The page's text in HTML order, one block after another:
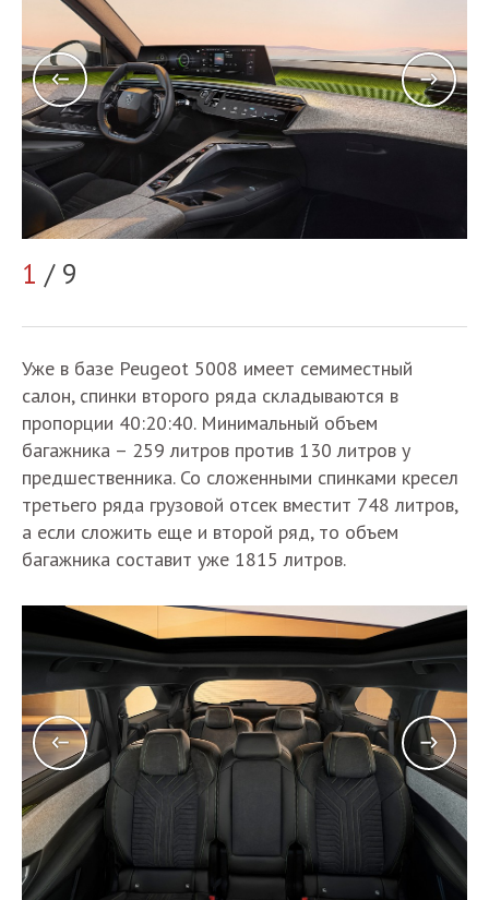
1 / 9
Уже в базе Peugeot 5008 имеет семиместный
салон, спинки второго ряда складываются в
пропорции 40:20:40. Минимальный объем
багажника – 259 литров против 130 литров у
предшественника. Со сложенными спинками кресел
третьего ряда грузовой отсек вместит 748 литров,
а если сложить еще и второй ряд, то объем
багажника составит уже 1815 литров.